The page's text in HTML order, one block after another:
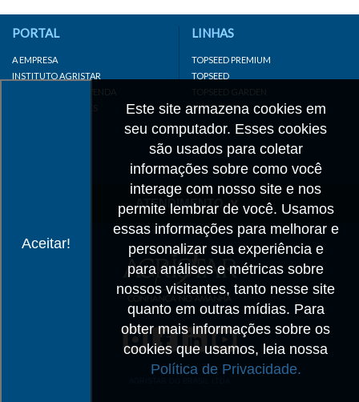
Aceitar!
Este site armazena cookies em
seu computador. Esses cookies
são usados para coletar
informações sobre como você
interage com nosso site e nos
permite lembrar de você. Usamos
essas informações para melhorar e
personalizar sua experiência e
para análises e métricas sobre
nossos visitantes, tanto nesse site
quanto em outras mídias. Para
obter mais informações sobre os
cookies que usamos, leia nossa
Política de Privacidade.
PORTAL
A EMPRESA
INSTITUTO AGRISTAR
DISTRIBUIDOR/REVENDA
LINKS IMPORTANTES
LINHAS
TOPSEED PREMIUM
TOPSEED
TOPSEED GARDEN
SUPERSEED
ATENDIMENTO
TRABALHE CONOSCO